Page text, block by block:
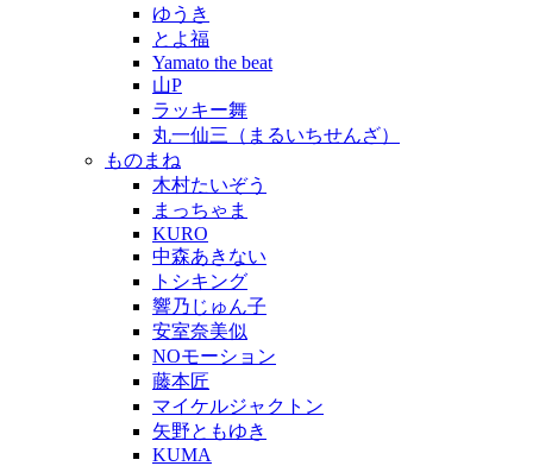
ゆうき
とよ福
Yamato the beat
山P
ラッキー舞
丸一仙三（まるいちせんざ）
ものまね
木村たいぞう
まっちゃま
KURO
中森あきない
トシキング
響乃じゅん子
安室奈美似
NOモーション
藤本匠
マイケルジャクトン
矢野ともゆき
KUMA